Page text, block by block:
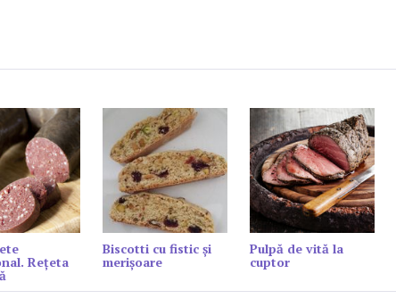
Rețeta
Biscotti cu fistic şi
merişoare
Pulpă de vită la
cuptor